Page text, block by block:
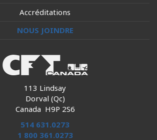
Accréditations
NOUS JOINDRE
113 Lindsay
Dorval (Qc)
Canada H9P 2S6
514 631.0273
1 800 361.0273